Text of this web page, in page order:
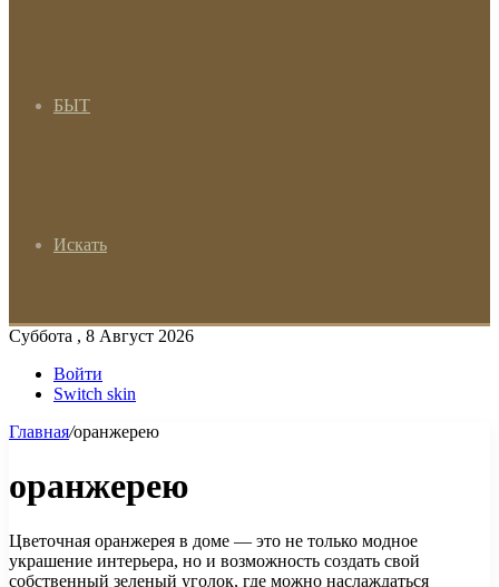
БЫТ
Искать
Суббота , 8 Август 2026
Войти
Switch skin
Главная/оранжерею
оранжерею
Цветочная оранжерея в доме — это не только модное
украшение интерьера, но и возможность создать свой
собственный зеленый уголок, где можно наслаждаться